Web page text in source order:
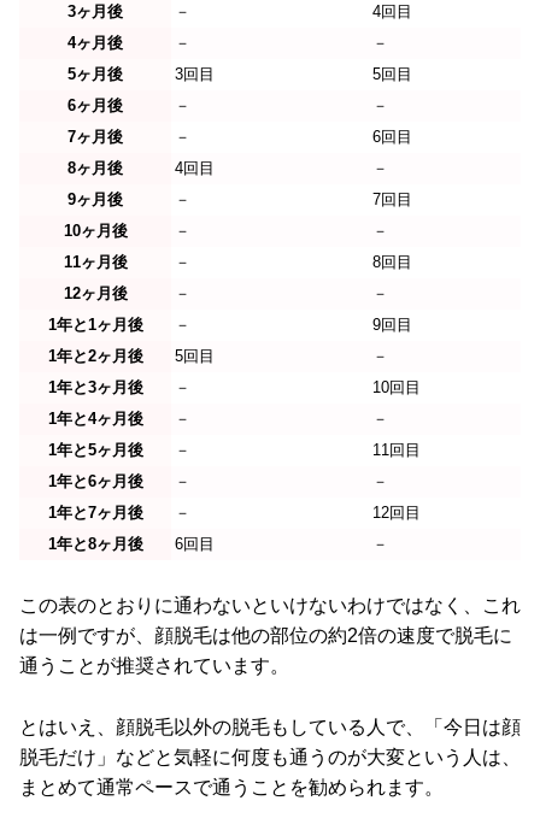
3ヶ月後
－
4回目
4ヶ月後
－
－
5ヶ月後
3回目
5回目
6ヶ月後
－
－
7ヶ月後
－
6回目
8ヶ月後
4回目
－
9ヶ月後
－
7回目
10ヶ月後
－
－
11ヶ月後
－
8回目
12ヶ月後
－
－
1年と1ヶ月後
－
9回目
1年と2ヶ月後
5回目
－
1年と3ヶ月後
－
10回目
1年と4ヶ月後
－
－
1年と5ヶ月後
－
11回目
1年と6ヶ月後
－
－
1年と7ヶ月後
－
12回目
1年と8ヶ月後
6回目 －
この表のとおりに通わないといけないわけではなく、これ
は一例ですが、顔脱毛は他の部位の約2倍の速度で脱毛に
通うことが推奨されています。
とはいえ、顔脱毛以外の脱毛もしている人で、「今日は顔
脱毛だけ」などと気軽に何度も通うのが大変という人は、
まとめて通常ペースで通うことを勧められます。